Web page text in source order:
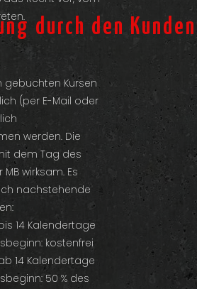
durch den Kunden
gebuchten Kursen
(per E-Mail oder
werden. Die
dem Tag des
wirksam. Es
nachstehende
14 Kalendertage
kostenfrei
14 Kalendertage
50 % des